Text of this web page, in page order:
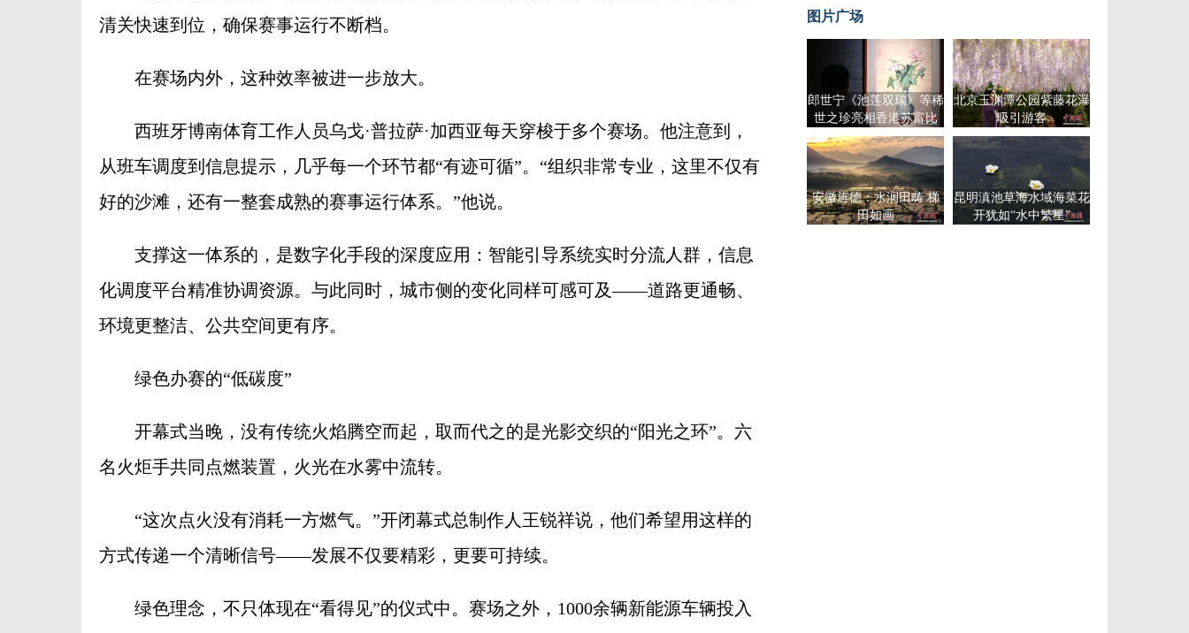
清关快速到位，确保赛事运行不断档。
在赛场内外，这种效率被进一步放大。
西班牙博南体育工作人员乌戈·普拉萨·加西亚每天穿梭于多个赛场。他注意到，
从班车调度到信息提示，几乎每一个环节都“有迹可循”。“组织非常专业，这里不仅有
好的沙滩，还有一整套成熟的赛事运行体系。”他说。
支撑这一体系的，是数字化手段的深度应用：智能引导系统实时分流人群，信息
化调度平台精准协调资源。与此同时，城市侧的变化同样可感可及——道路更通畅、
环境更整洁、公共空间更有序。
绿色办赛的“低碳度”
开幕式当晚，没有传统火焰腾空而起，取而代之的是光影交织的“阳光之环”。六
名火炬手共同点燃装置，火光在水雾中流转。
“这次点火没有消耗一方燃气。”开闭幕式总制作人王锐祥说，他们希望用这样的
方式传递一个清晰信号——发展不仅要精彩，更要可持续。
绿色理念，不只体现在“看得见”的仪式中。赛场之外，1000余辆新能源车辆投入
图片广场
郎世宁《池莲双瑞》等稀
世之珍亮相香港苏富比
北京玉渊潭公园紫藤花瀑
吸引游客
安徽旌德：水润田畴 梯
田如画
昆明滇池草海水域海菜花
开犹如“水中繁星”